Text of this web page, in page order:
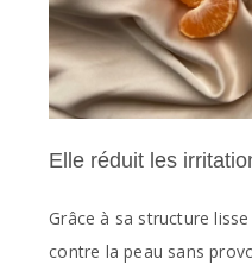
Elle réduit les
Grâce à sa structure
contre la peau sans